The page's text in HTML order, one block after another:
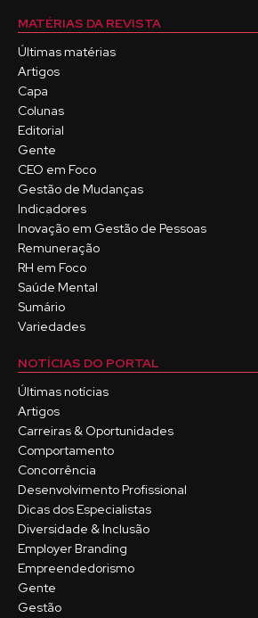
MATÉRIAS DA REVISTA
Últimas matérias
Artigos
Capa
Colunas
Editorial
Gente
CEO em Foco
Gestão de Mudanças
Indicadores
Inovação em Gestão de Pessoas
Remuneração
RH em Foco
Saúde Mental
Sumário
Variedades
NOTÍCIAS DO PORTAL
Últimas notícias
Artigos
Carreiras & Oportunidades
Comportamento
Concorrência
Desenvolvimento Profissional
Dicas dos Especialistas
Diversidade & Inclusão
Employer Branding
Empreendedorismo
Gente
Gestão